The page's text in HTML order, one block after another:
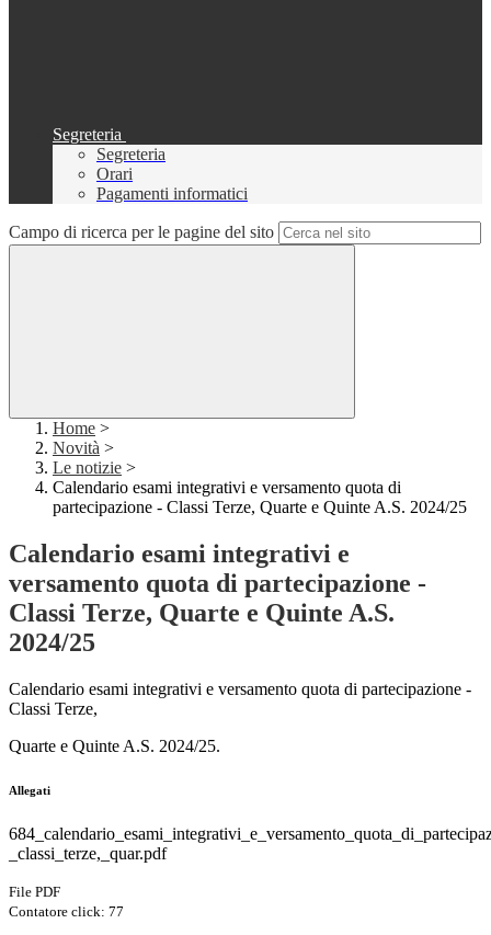
Segreteria
Segreteria
Orari
Pagamenti informatici
Campo di ricerca per le pagine del sito
Home >
Novità >
Le notizie >
Calendario esami integrativi e versamento quota di
partecipazione - Classi Terze, Quarte e Quinte A.S. 2024/25
Calendario esami integrativi e
versamento quota di partecipazione -
Classi Terze, Quarte e Quinte A.S.
2024/25
Calendario esami integrativi e versamento quota di partecipazione -
Classi Terze,
Quarte e Quinte A.S. 2024/25.
Allegati
_classi_terze,_quar.pdf
File PDF
Contatore click: 77